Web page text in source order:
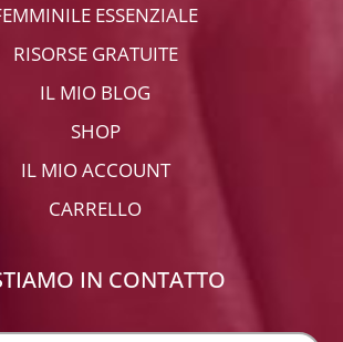
ESSENZIALE
RISORSE GRATUITE
IL MIO BLOG
SHOP
IL MIO ACCOUNT
CARRELLO
IN CONTATTO